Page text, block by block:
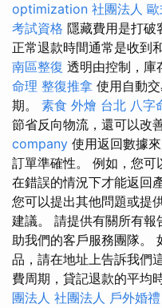
optimization 社團法人
考試資格 隱藏費用是打破
正常退款時間通常是收到
南區整復 透明由控制，庫
命理 整復推拿 使用自動
期。 素食 外燴 台北 八字
節省反向物流，還可以改
company 使用返回數據
訂單準確性。 例如，您可
在錯誤的情況下才能返回
您可以提出其他問題或提
建議。 請提供有關所有
助我們的客戶服務團隊。
品，請在地址上告訴我們
費周期，貸記退款的平均
團法人 社團法人 戶外婚禮